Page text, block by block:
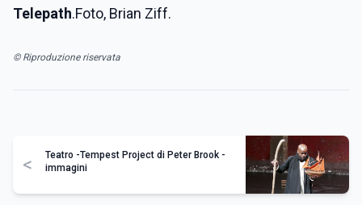
Telepath.Foto, Brian Ziff.
© Riproduzione riservata
<
Teatro -Tempest Project di Peter Brook -
immagini